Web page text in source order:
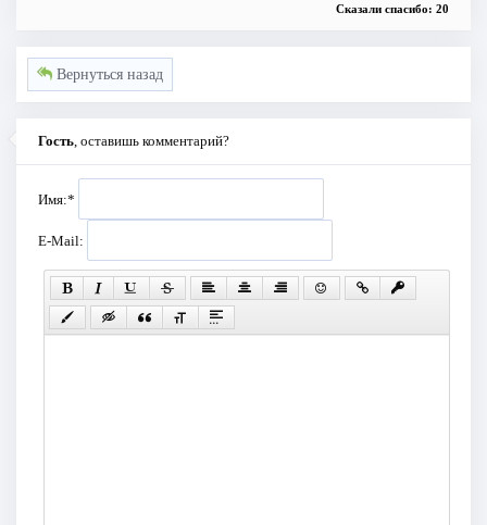
Сказали спасибо: 20
Вернуться назад
Гость , оставишь комментарий?
Имя:*
E-Mail: